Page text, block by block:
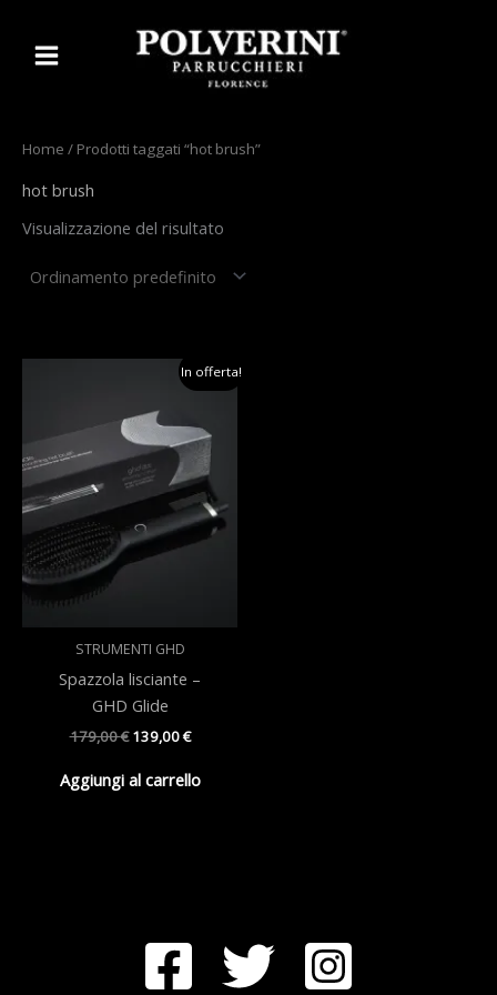
contenuto
Home / Prodotti taggati “hot brush”
hot brush
Visualizzazione del risultato
In offerta!
STRUMENTI GHD
Spazzola lisciante –
GHD Glide
179,00€ Il
originale
era:
139,00€Il
attuale
è:
Aggiungi al carrello